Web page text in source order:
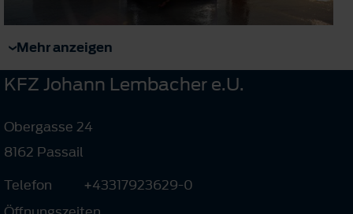
Mehr anzeigen
KFZ Johann Lembacher e.U.
Obergasse 24
8162 Passail
Telefon
+43317923629-0